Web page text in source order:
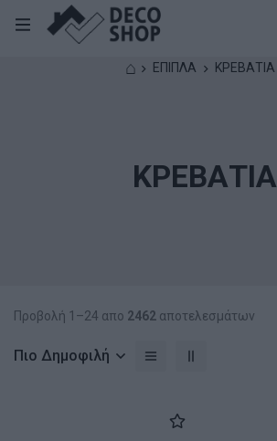
⌂ ΕΠΙΠΛΑ ΚΡΕΒΑΤΙΑ
ΚΡΕΒΑΤΙΑ
Προβολή 1–24 απο 2462 αποτελεσμάτων
Πιο Δημοφιλή